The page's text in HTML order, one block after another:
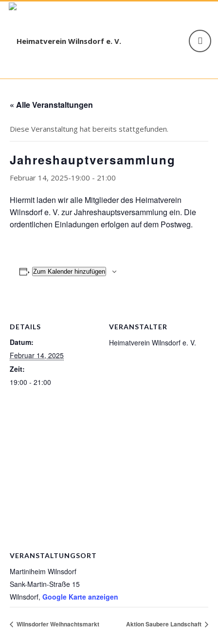
« Alle Veranstaltungen
Diese Veranstaltung hat bereits stattgefunden.
Jahreshauptversammlung
Februar 14, 2025-19:00 - 21:00
Hiermit laden wir alle Mitglieder des Heimatverein
Wilnsdorf e. V. zur Jahreshauptsversammlung ein. Die
ordentlichen Einladungen erfolgen auf dem Postweg.
Zum Kalender hinzufügen
DETAILS
Datum:
Februar 14, 2025
Zeit:
19:00 - 21:00
VERANSTALTER
Heimatverein Wilnsdorf e. V.
VERANSTALTUNGSORT
Martiniheim Wilnsdorf
Sank-Martin-Straße 15
Wilnsdorf, Google Karte anzeigen
Wilnsdorfer Weihnachtsmarkt Aktion Saubere Landschaft